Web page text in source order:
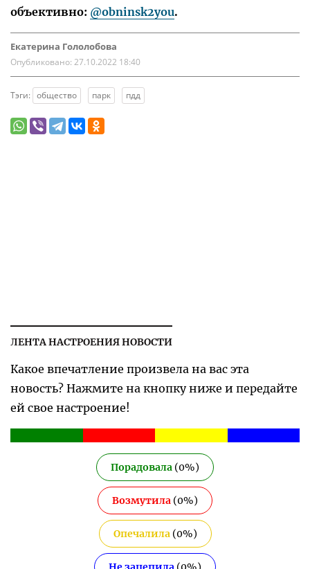
объективно: @obninsk2you.
Екатерина Гололобова
Опубликовано: 27.10.2022 18:40
Тэги: общество парк пдд
ЛЕНТА НАСТРОЕНИЯ НОВОСТИ
Какое впечатление произвела на вас эта
новость? Нажмите на кнопку ниже и передайте
ей свое настроение!
Порадовала (0%)
Возмутила (0%)
Опечалила(0%)